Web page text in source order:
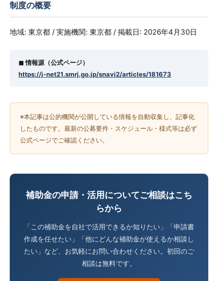
制度の概要
地域: 東京都 / 実施機関: 東京都 / 掲載日: 2026年4月30日
◼︎ 情報源（公式ページ）
https://j-net21.smrj.go.jp/snavi2/articles/181673
※本記事は公的機関が公開している情報を自動収集し、記事化
したものです。最新の公募要件・スケジュール・様式等は必ず
公式ページでご確認ください。
補助金の申請・活用についてご相談はこち
らから
「この補助金を自社で活用できるか知りたい」「申請書
作成を任せたい」「他にどんな補助金が使えるか相談し
たい」など、お気軽にお問い合わせください。初回のご
相談は無料です。